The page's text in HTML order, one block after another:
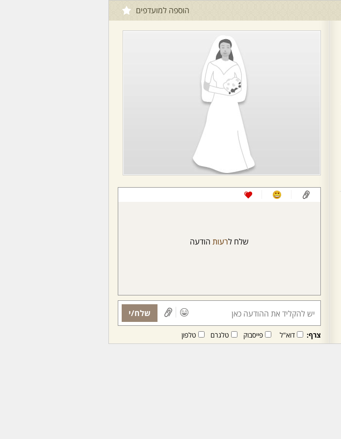
הוספה למועדפים
שלח לרעות הודעה
שלח/י
צרף: דוא"ל פייסבוק טלגרם טלפון